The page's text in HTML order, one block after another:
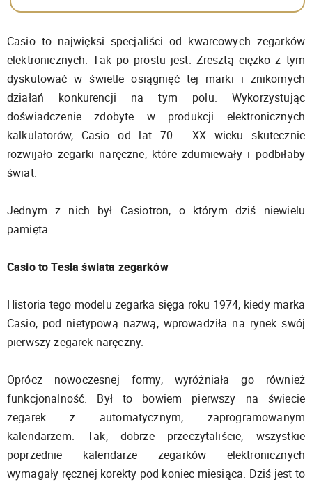
Casio to najwięksi specjaliści od kwarcowych zegarków
elektronicznych. Tak po prostu jest. Zresztą ciężko z tym
dyskutować w świetle osiągnięć tej marki i znikomych
działań konkurencji na tym polu. Wykorzystując
doświadczenie zdobyte w produkcji elektronicznych
kalkulatorów, Casio od lat 70 . XX wieku skutecznie
rozwijało zegarki naręczne, które zdumiewały i podbiłaby
świat.
Jednym z nich był Casiotron, o którym dziś niewielu
pamięta.
Casio to Tesla świata zegarków
Historia tego modelu zegarka sięga roku 1974, kiedy marka
Casio, pod nietypową nazwą, wprowadziła na rynek swój
pierwszy zegarek naręczny.
Oprócz nowoczesnej formy, wyróżniała go również
funkcjonalność. Był to bowiem pierwszy na świecie
zegarek z automatycznym, zaprogramowanym
kalendarzem. Tak, dobrze przeczytaliście, wszystkie
poprzednie kalendarze zegarków elektronicznych
wymagały ręcznej korekty pod koniec miesiąca. Dziś jest to